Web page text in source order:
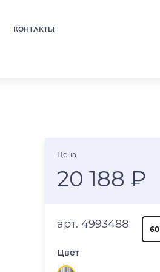
КОНТАКТЫ
Цена
20 188 ₽
арт. 4993488 60
Цвет